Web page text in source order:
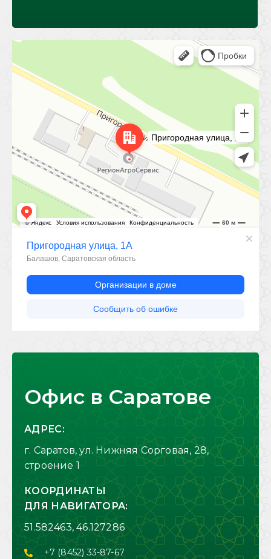
Балашов
Пригородная улица, 1А — Яндекс Карты
Офис в Саратове
АДРЕС:
г. Саратов, ул. Нижняя Сорговая, 28,
строение 1
КООРДИНАТЫ
ДЛЯ НАВИГАТОРА:
51.582463, 46.127286
+7 (8452) 33-87-67